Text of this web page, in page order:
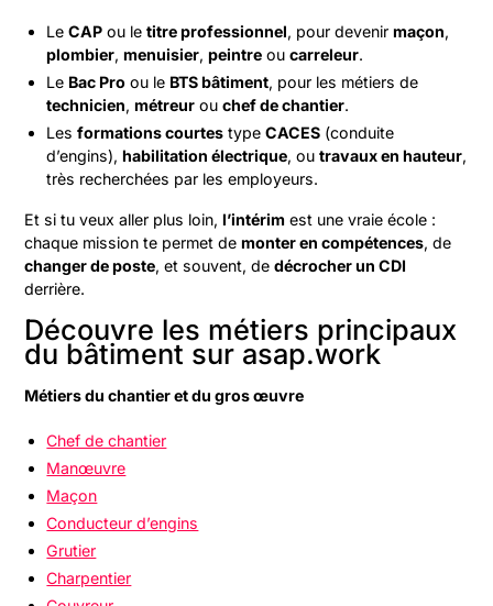
LeCAP ou letitre professionnel, pour devenirmaçon,
plombier,menuisier,peintre oucarreleur.
Le Bac Pro ou le BTS bâtiment, pour les métiers de
technicien,métreur ouchef de chantier.
Lesformations courtes typeCACES (conduite
d’engins),habilitation électrique, outravaux en hauteur,
très recherchées par les employeurs.
Et si tu veux aller plus loin,l’intérim est une vraie école :
chaque mission te permet demonter en compétences, de
changer de poste, et souvent, dedécrocher un CDI
derrière.
Découvre les métiers principaux
du bâtiment sur asap.work
Métiers du chantier et du gros œuvre
Chef de chantier
Manœuvre
Maçon
Conducteur d’engins
Grutier
Charpentier